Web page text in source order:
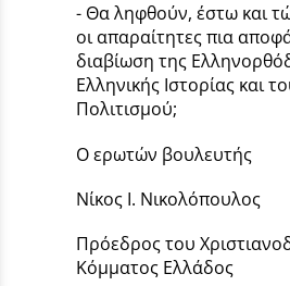
- Θα ληφθούν, έστω και
οι απαραίτητες πια
διαβίωση της
Ελληνικής Ιστορίας και
Πολιτισμού;
Ο ερωτών βουλευτής
Νίκος Ι. Νικολόπουλος
Πρόεδρος του
Κόμματος Ελλάδος